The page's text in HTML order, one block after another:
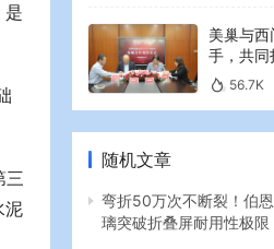
是
三
泥
美巢与
手，共同
新篇章
56.7K
随机文章
弯折50万次不断裂！伯
璃突破折叠屏耐用性极限